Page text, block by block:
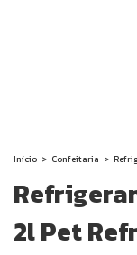
Início > Confeitaria >
2l Pet